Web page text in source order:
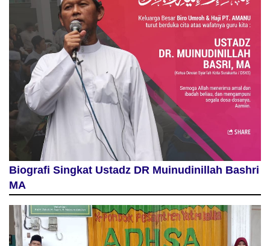
Biografi Singkat Ustadz DR Muinudinillah Bashri
MA